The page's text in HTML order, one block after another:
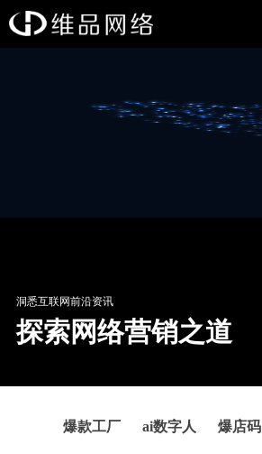
洞悉互联网前沿资讯
探索网络营销之道
爆款工厂 ai数字人 爆店码